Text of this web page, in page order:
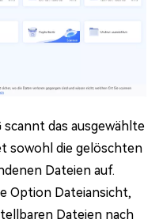
scannt das ausgewählte
sowohl die gelöschten
Dateien auf.
Option Dateiansicht,
Dateien nach